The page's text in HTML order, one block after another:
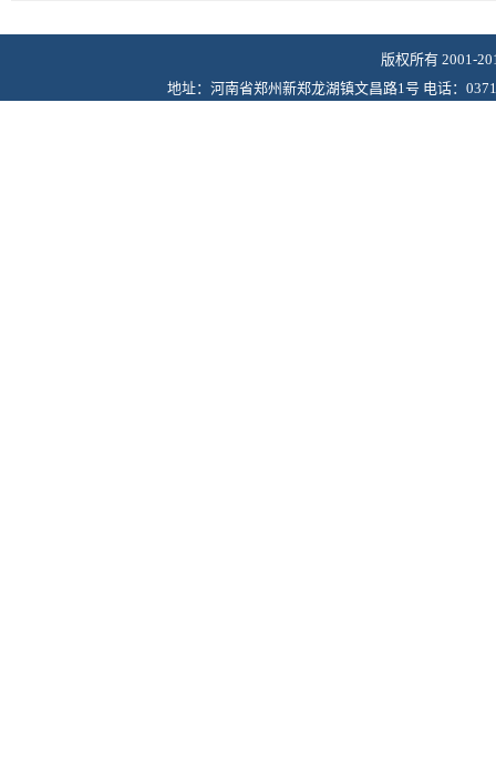
版权所有 2001-
地址：河南省郑州新郑龙湖镇文昌路1号 电话：